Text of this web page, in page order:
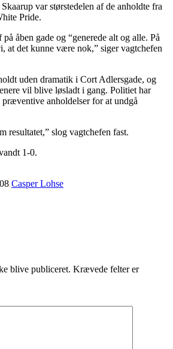
var størstedelen af de anholdte fra
Pride.
åben gade og “generede alt og alle. På
at det kunne være nok,” siger vagtchefen
uden dramatik i Cort Adlersgade, og
vil blive løsladt i gang. Politiet har
anholdelser for at undgå
resultatet,” slog vagtchefen fast.
1-0.
Casper Lohse
blive publiceret. Krævede felter er